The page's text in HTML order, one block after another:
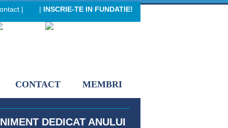
menu
| | INSCRIE-TE IN FUNDATIE!
CONTACT MEMBRI
DEDICAT ANULUI